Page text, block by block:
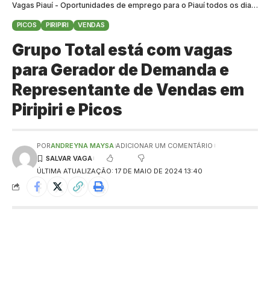
Vagas Piauí - Oportunidades de emprego para o Piauí todos os dias>
PICOS PIRIPIRI VENDAS
Grupo Total está com vagas
para Gerador de Demanda e
Representante de Vendas em
Piripiri e Picos
ÚLTIMA ATUALIZAÇÃO: 17 DE MAIO DE 2024 13:40
PORANDREYNA MAYSA ADICIONAR UM COMENTÁRIO